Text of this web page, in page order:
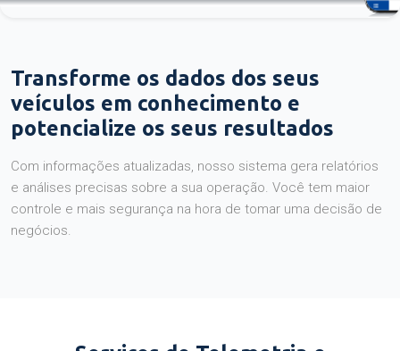
Transforme os dados dos seus
veículos em conhecimento e
potencialize os seus resultados
Com informações atualizadas, nosso sistema gera relatórios
e análises precisas sobre a sua operação. Você tem maior
controle e mais segurança na hora de tomar uma decisão de
negócios.